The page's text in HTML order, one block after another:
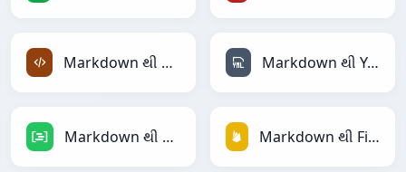
Markdown થી XML Markdown થી YAML
Markdown થી DAX Markdown થી Firebase